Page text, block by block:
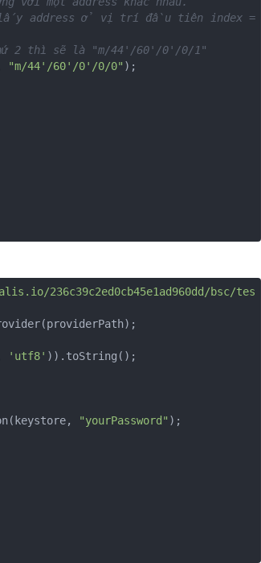
address ở vị trí đầu tiên index =
2 thì sẽ là "m/44'/60'/0'/0/1"
"m/44'/60'/0'/0/0" );
236c39c2ed0cb45e1ad960dd/bsc/tes
'utf8' )).toString();
"yourPassword" );